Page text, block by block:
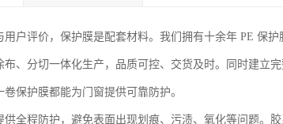
户评价，保护膜是配套材料。我们拥有十余年 PE 保护
、分切一体化生产，品质可控、交货及时。同时建立
保护膜都能为门窗提供可靠防护。
全程防护，避免表面出现划痕、污渍、氧化等问题。